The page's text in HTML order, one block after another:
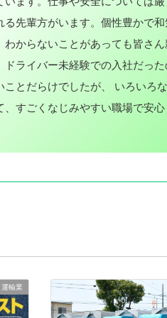
る先輩方がいます。個性豊かで
わからないことがあっても皆さん
ドライバー未経験での入社だっ
ことだらけでしたが、 いろいろ
、すごくなじみやすい職場で安
運輸業